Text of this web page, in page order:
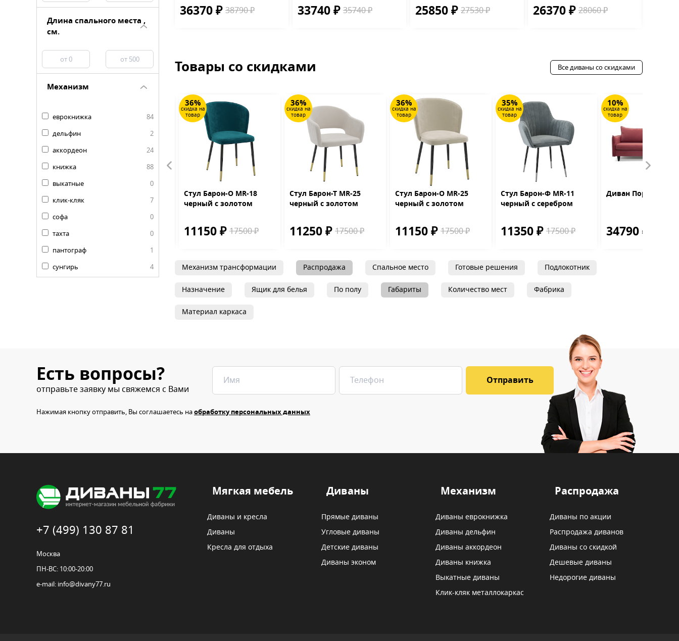
Длина спального места ,
см.
Механизм
еврокнижка
84
дельфин
2
аккордеон
24
книжка
88
выкатные
0
клик-кляк
7
софа
0
тахта
0
пантограф
1
сунгирь
4
36370 ₽ 38790 ₽ 33740 ₽ 35740 ₽ 25850 ₽ 27530 ₽ 26370 ₽ 28060 ₽
Товары со скидками Все диваны со скидками
О MR-34
17500 ₽
товар
40060 ₽
36%
скидка на
товар
Стул Барон-О MR-18
черный с золотом
11150 ₽ 17500 ₽
36%
скидка на
товар
Стул Барон-Т MR-25
черный с золотом
11250 ₽ 17500 ₽
36%
скидка на
товар
Стул Барон-О MR-25
черный с золотом
11150 ₽ 17500 ₽
35%
скидка на
товар
Стул Барон-Ф MR-11
черный с серебром
11350 ₽ 17500 ₽
10%
скидка на
товар
Диван Порту
34790 ₽
Механизм трансформации Распродажа Спальное место Готовые решения Подлокотник
Назначение Ящик для белья По полу Габариты Количество мест Фабрика
Материал каркаса
Есть вопросы?
отправьте заявку мы свяжемся с Вами
Нажимая кнопку отправить, Вы соглашаетесь наобработку персональных данных
+7 (499) 130 87 81
Москва
ПН-ВС: 10:00-20:00
e-mail: info@divany77.ru
Мягкая мебель
Диваны и кресла
Диваны
Кресла для отдыха
Диваны
Прямые диваны
Угловые диваны
Детские диваны
Диваны эконом
Механизм
Диваны еврокнижка
Диваны дельфин
Диваны аккордеон
Диваны книжка
Выкатные диваны
Клик-кляк металлокаркас
Распродажа
Диваны по акции
Распродажа диванов
Диваны со скидкой
Дешевые диваны
Недорогие диваны